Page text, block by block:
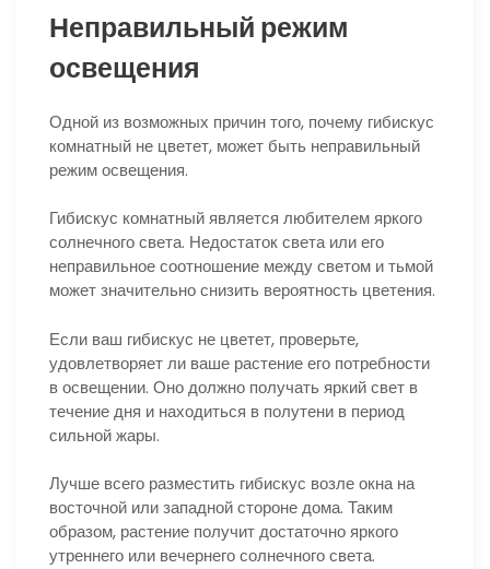
Неправильный режим
освещения
Одной из возможных причин того, почему гибискус
комнатный не цветет, может быть неправильный
режим освещения.
Гибискус комнатный является любителем яркого
солнечного света. Недостаток света или его
неправильное соотношение между светом и тьмой
может значительно снизить вероятность цветения.
Если ваш гибискус не цветет, проверьте,
удовлетворяет ли ваше растение его потребности
в освещении. Оно должно получать яркий свет в
течение дня и находиться в полутени в период
сильной жары.
Лучше всего разместить гибискус возле окна на
восточной или западной стороне дома. Таким
образом, растение получит достаточно яркого
утреннего или вечернего солнечного света.